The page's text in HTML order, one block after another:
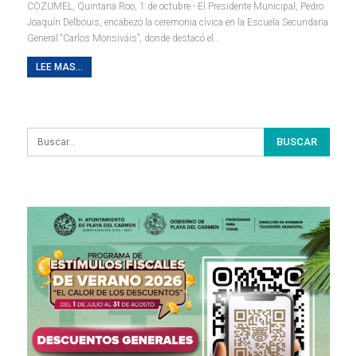
COZUMEL, Quintana Roo, 1 de octubre.- El Presidente Municipal, Pedro
Joaquín Delbouis, encabezó la ceremonia cívica en la Escuela Secundaria
General “Carlos Monsiváis”, donde destacó el…
LEE MAS...